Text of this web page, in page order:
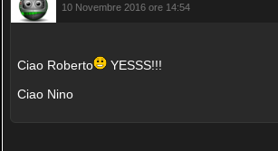
10 Novembre 2016 ore 14:54
Ciao Roberto
YESSS!!!
Ciao Nino